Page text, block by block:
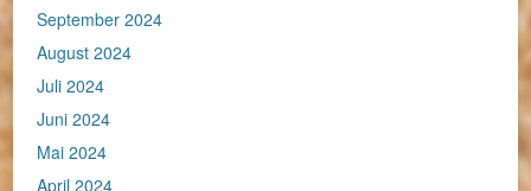
September 2024
August 2024
Juli 2024
Juni 2024
Mai 2024
April 2024